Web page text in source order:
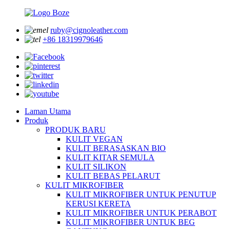
ruby@cignoleather.com
+86 18319979646
Laman Utama
Produk
PRODUK BARU
KULIT VEGAN
KULIT BERASASKAN BIO
KULIT KITAR SEMULA
KULIT SILIKON
KULIT BEBAS PELARUT
KULIT MIKROFIBER
KULIT MIKROFIBER UNTUK PENUTUP
KERUSI KERETA
KULIT MIKROFIBER UNTUK PERABOT
KULIT MIKROFIBER UNTUK BEG